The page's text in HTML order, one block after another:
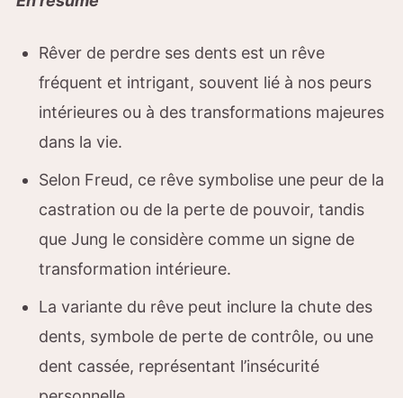
Rêver de perdre ses dents est un rêve
fréquent et intrigant, souvent lié à nos peurs
intérieures ou à des transformations majeures
dans la vie.
Selon Freud, ce rêve symbolise une peur de la
castration ou de la perte de pouvoir, tandis
que Jung le considère comme un signe de
transformation intérieure.
La variante du rêve peut inclure la chute des
dents, symbole de perte de contrôle, ou une
dent cassée, représentant l’insécurité